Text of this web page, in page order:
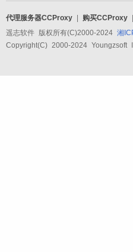
代理服务器CCProxy 购买CCProxy
遥志软件 版权所有(C)2000-2024 湘
Copyright(C) 2000-2024